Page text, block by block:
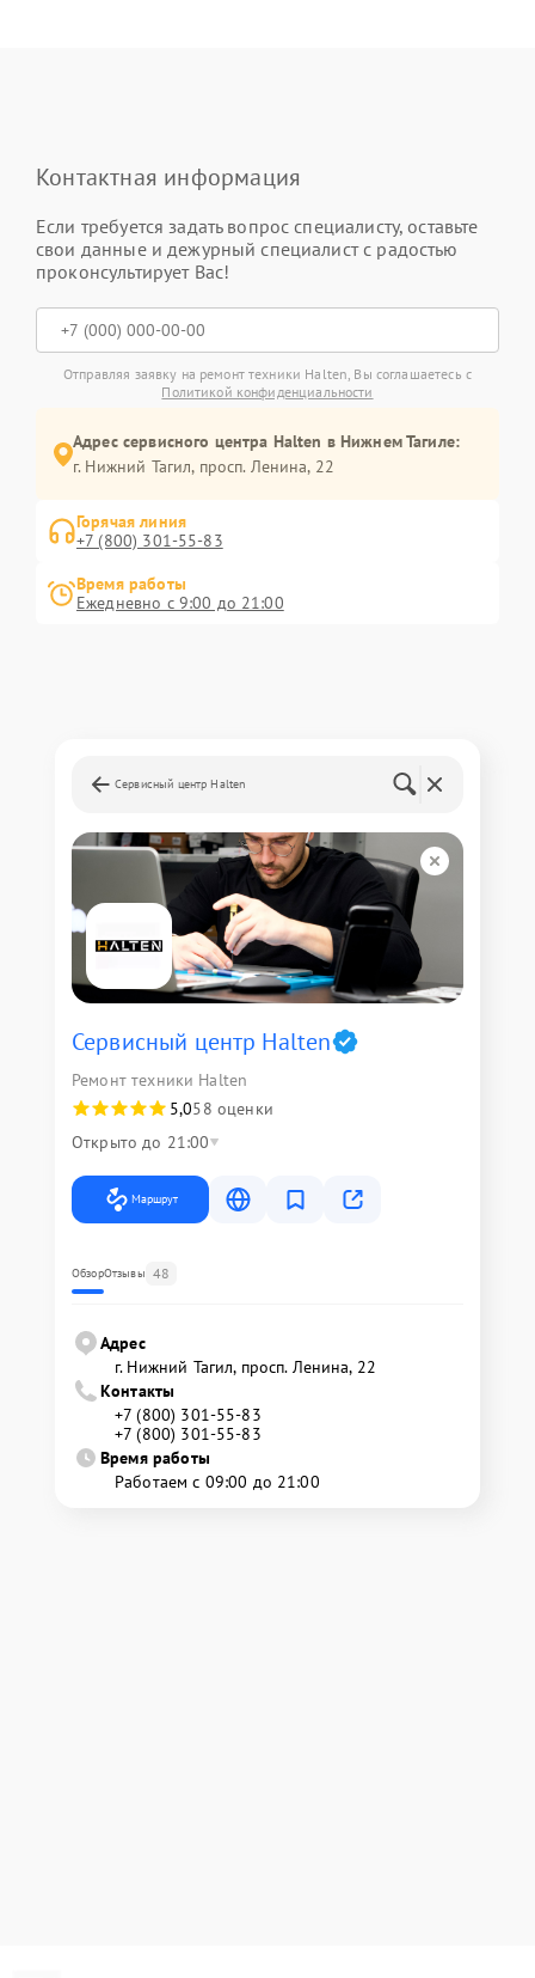
Контактная информация
Если требуется задать вопрос специалисту, оставьте
свои данные и дежурный специалист с радостью
проконсультирует Вас!
Отправляя заявку на ремонт техники Halten, Вы соглашаетесь с
Политикой конфиденциальности
Адрес сервисного центра Halten в Нижнем Тагиле:
г. Нижний Тагил, просп. Ленина, 22
Горячая линия
+7 (800) 301-55-83
Время работы
Ежедневно с 9:00 до 21:00
Сервисный центр Halten
Сервисный центр Halten
Ремонт техники Halten
5,058 оценки
Открыто до 21:00
Маршрут
ОбзорОтзывы 48
Адрес
г. Нижний Тагил, просп. Ленина, 22
Контакты
+7 (800) 301-55-83
+7 (800) 301-55-83
Время работы
Работаем с 09:00 до 21:00